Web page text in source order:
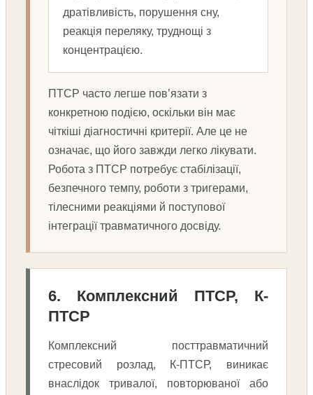
дратівливість, порушення сну,
реакція переляку, труднощі з
концентрацією.
ПТСР часто легше пов’язати з
конкретною подією, оскільки він має
чіткіші діагностичні критерії. Але це не
означає, що його завжди легко лікувати.
Робота з ПТСР потребує стабілізації,
безпечного темпу, роботи з тригерами,
тілесними реакціями й поступової
інтеграції травматичного досвіду.
6. Комплексний ПТСР, К-
ПТСР
Комплексний посттравматичний
стресовий розлад, К-ПТСР, виникає
внаслідок тривалої, повторюваної або